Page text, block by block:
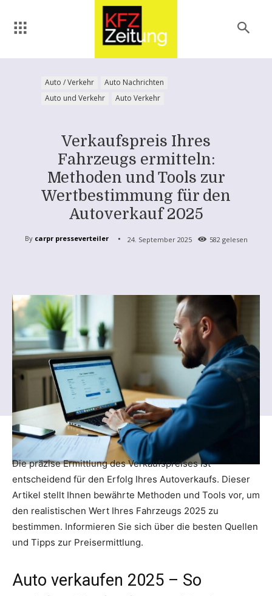
Auto / Verkehr
Auto Nachrichten
Auto und Verkehr
Auto Verkehr
Verkaufspreis Ihres
Fahrzeugs ermitteln:
Methoden und Tools zur
Wertbestimmung für den
Autoverkauf 2025
By carpr presseverteiler 24. September 2025 582 gelesen
Die präzise Ermittlung des Verkaufspreises ist
entscheidend für den Erfolg Ihres Autoverkaufs. Dieser
Artikel stellt Ihnen bewährte Methoden und Tools vor, um
den realistischen Wert Ihres Fahrzeugs 2025 zu
bestimmen. Informieren Sie sich über die besten Quellen
und Tipps zur Preisermittlung.
Auto verkaufen 2025 – So